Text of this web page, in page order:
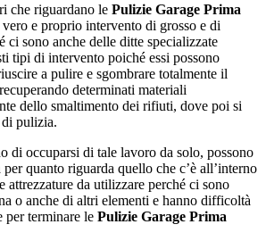
che riguardano le Pulizie Garage Prima
e proprio intervento di grosso e di
ci sono anche delle ditte specializzate
tipi di intervento poiché essi possono
a pulire e sgombrare totalmente il
determinati materiali
dello smaltimento dei rifiuti, dove poi si
pulizia.
di occuparsi di tale lavoro da solo, possono
quanto riguarda quello che c’è all’interno
attrezzature da utilizzare perché ci sono
o anche di altri elementi e hanno difficoltà
per terminare le Pulizie Garage Prima